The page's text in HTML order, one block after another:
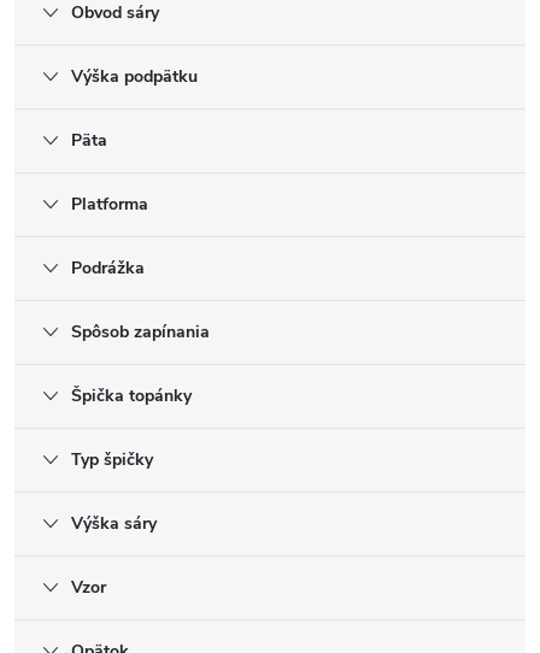
Obvod sáry
Výška podpätku
Päta
Platforma
Podrážka
Spôsob zapínania
Špička topánky
Typ špičky
Výška sáry
Vzor